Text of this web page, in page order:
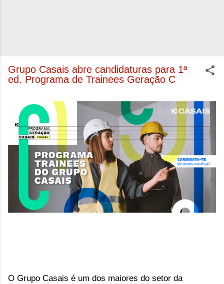
Grupo Casais abre candidaturas para 1ª
ed. Programa de Trainees Geração C
O Grupo Casais é um dos maiores do setor da